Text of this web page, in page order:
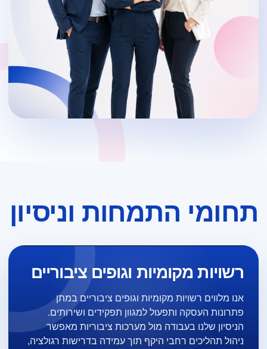
תחומי התמחות וניסיון
רשויות מקומיות וגופים ציבוריים
אנו מלווים רשויות מקומיות וגופים ציבוריים במתן
פתרונות העסקה ותפעול למגוון תפקידים ושירותים.
הניסיון שלנו בעבודה מול מערכות ציבוריות מאפשר
ניהול תהליכים רחבי היקף תוך עמידה בדרישות רגולציה,